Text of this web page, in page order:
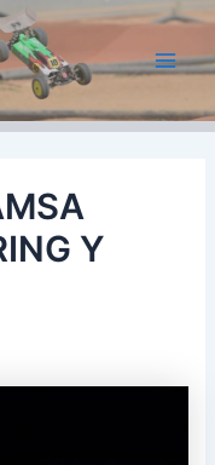
Main
Y